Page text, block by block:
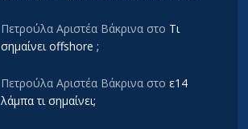
Πετρούλα Αριστέα Βάκρινα στο Τι
σημαίνει offshore ;
Πετρούλα Αριστέα Βάκρινα στο ε14
λάμπα τι σημαίνει;